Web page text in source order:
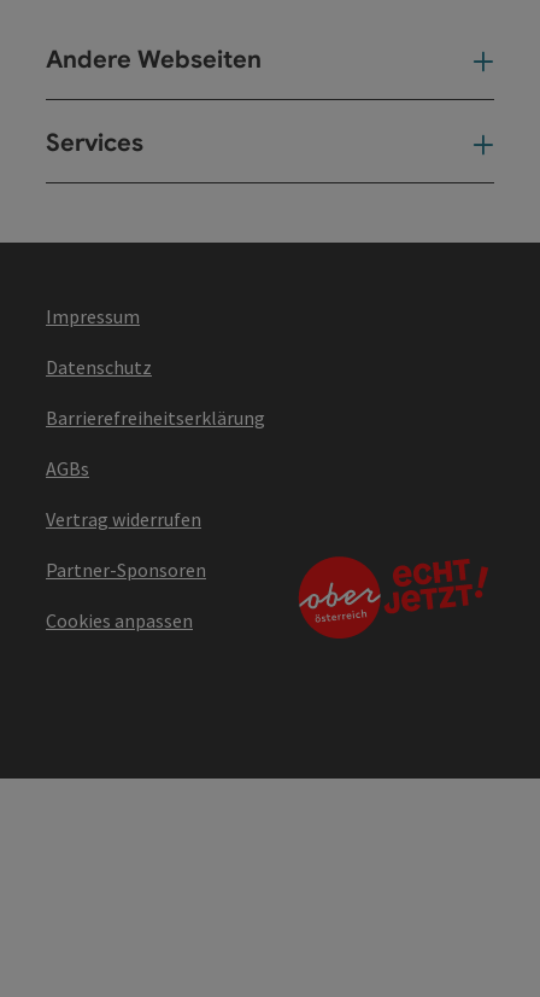
Andere Webseiten
Services
Impressum
Datenschutz
Barrierefreiheitserklärung
AGBs
Vertrag widerrufen
Partner-Sponsoren
Cookies anpassen